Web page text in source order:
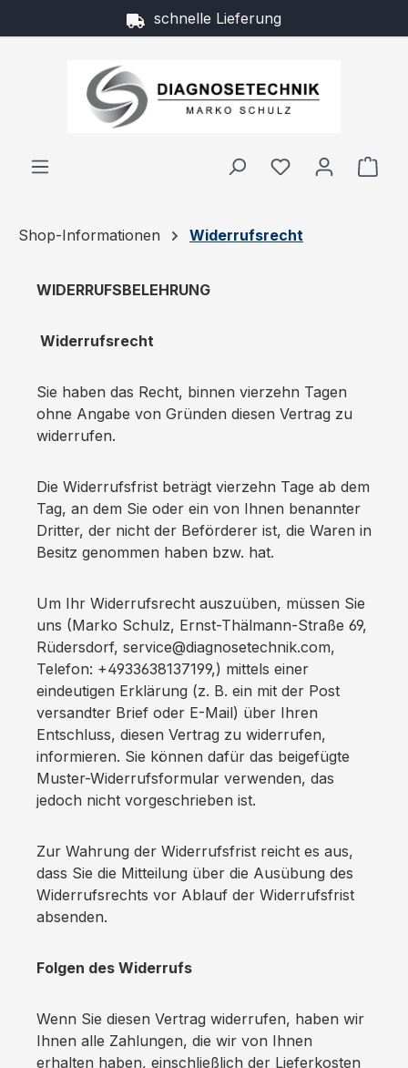
Zum Hauptinhalt springenschnelle Lieferung
Shop-Informationen Widerrufsrecht
WIDERRUFSBELEHRUNG
Widerrufsrecht
Sie haben das Recht, binnen vierzehn Tagen
ohne Angabe von Gründen diesen Vertrag zu
widerrufen.
Die Widerrufsfrist beträgt vierzehn Tage ab dem
Tag, an dem Sie oder ein von Ihnen benannter
Dritter, der nicht der Beförderer ist, die Waren in
Besitz genommen haben bzw. hat.
Um Ihr Widerrufsrecht auszuüben, müssen Sie
uns (Marko Schulz, Ernst-Thälmann-Straße 69,
Rüdersdorf, service@diagnosetechnik.com,
Telefon: +4933638137199,) mittels einer
eindeutigen Erklärung (z. B. ein mit der Post
versandter Brief oder E-Mail) über Ihren
Entschluss, diesen Vertrag zu widerrufen,
informieren. Sie können dafür das beigefügte
Muster-Widerrufsformular verwenden, das
jedoch nicht vorgeschrieben ist.
Zur Wahrung der Widerrufsfrist reicht es aus,
dass Sie die Mitteilung über die Ausübung des
Widerrufsrechts vor Ablauf der Widerrufsfrist
absenden.
Folgen des Widerrufs
Wenn Sie diesen Vertrag widerrufen, haben wir
Ihnen alle Zahlungen, die wir von Ihnen
erhalten haben, einschließlich der Lieferkosten